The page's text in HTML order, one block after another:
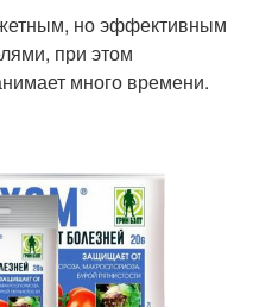
но эффективным
при этом
много времени.